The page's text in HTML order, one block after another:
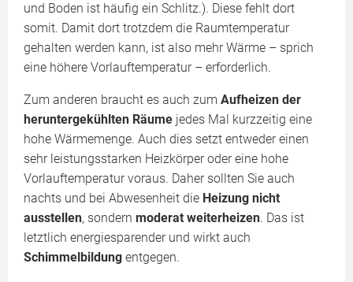
und Boden ist häufig ein Schlitz.). Diese fehlt dort
somit. Damit dort trotzdem die Raumtemperatur
gehalten werden kann, ist also mehr Wärme – sprich
eine höhere Vorlauftemperatur – erforderlich.
Zum anderen braucht es auch zum Aufheizen der
heruntergekühlten Räume jedes Mal kurzzeitig eine
hohe Wärmemenge. Auch dies setzt entweder einen
sehr leistungsstarken Heizkörper oder eine hohe
Vorlauftemperatur voraus. Daher sollten Sie auch
nachts und bei Abwesenheit die Heizung nicht
ausstellen, sondern moderat weiterheizen. Das ist
letztlich energiesparender und wirkt auch
Schimmelbildung entgegen.